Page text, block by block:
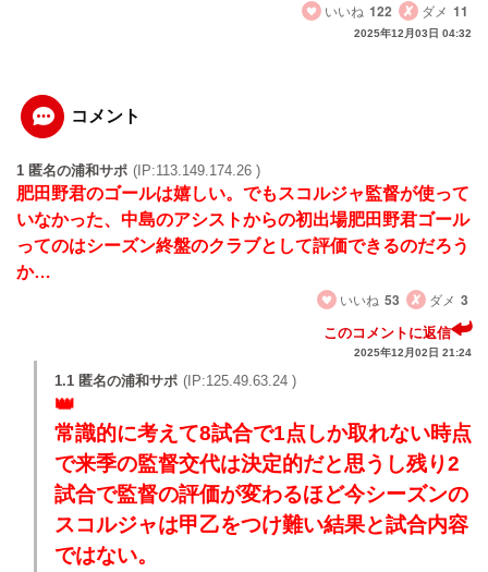
いいね 122 ダメ 11
2025年12月03日 04:32
コメント
1 匿名の浦和サポ (IP:113.149.174.26 )
肥田野君のゴールは嬉しい。でもスコルジャ監督が使って
いなかった、中島のアシストからの初出場肥田野君ゴール
ってのはシーズン終盤のクラブとして評価できるのだろう
か…
いいね 53 ダメ 3
このコメントに返信
2025年12月02日 21:24
1.1 匿名の浦和サポ (IP:125.49.63.24 )
常識的に考えて8試合で1点しか取れない時点
で来季の監督交代は決定的だと思うし残り2
試合で監督の評価が変わるほど今シーズンの
スコルジャは甲乙をつけ難い結果と試合内容
ではない。